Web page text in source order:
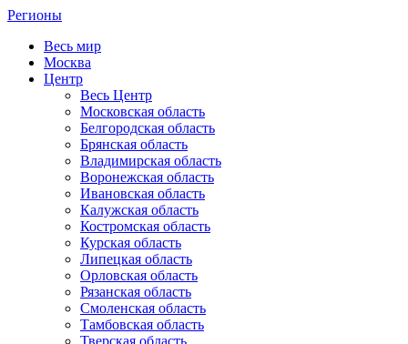
Регионы
Весь мир
Москва
Центр
Весь Центр
Московская область
Белгородская область
Брянская область
Владимирская область
Воронежская область
Ивановская область
Калужская область
Костромская область
Курская область
Липецкая область
Орловская область
Рязанская область
Смоленская область
Тамбовская область
Тверская область